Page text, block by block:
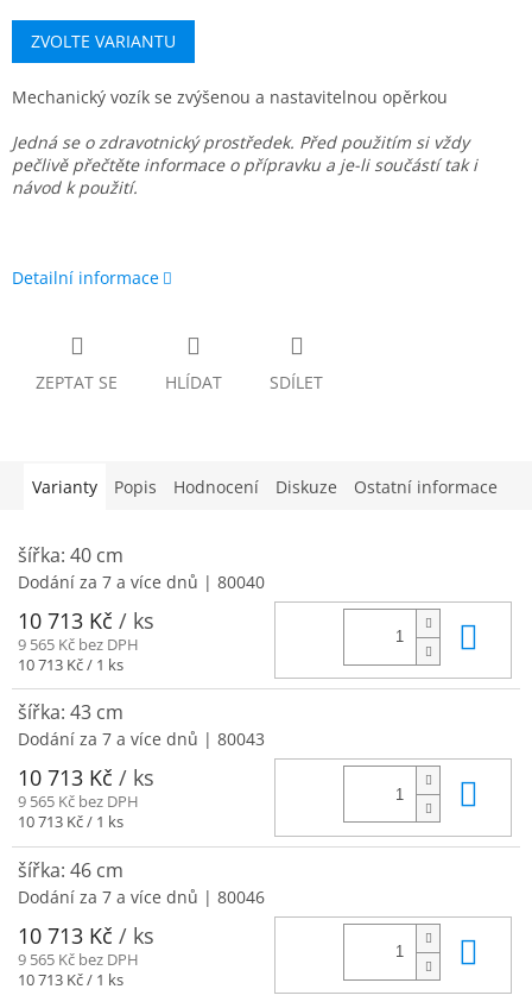
ZVOLTE VARIANTU
Mechanický vozík se zvýšenou a nastavitelnou opěrkou
Jedná se o zdravotnický prostředek. Před použitím si vždy
pečlivě přečtěte informace o přípravku a je-li součástí tak i
návod k použití.
Detailní informace
ZEPTAT SE HLÍDAT SDÍLET
Varianty Popis Hodnocení Diskuze Ostatní informace
šířka: 40 cm
Dodání za 7 a více dnů | 80040
10 713 Kč / ks
9 565 Kč bez DPH
Měrná
cena:
10 713 Kč / 1 ks
šířka: 43 cm
Dodání za 7 a více dnů | 80043
10 713 Kč / ks
9 565 Kč bez DPH
Měrná
10 713 Kč / 1 ks
šířka: 46 cm
Dodání za 7 a více dnů | 80046
10 713 Kč / ks
9 565 Kč bez DPH
Měrná
10 713 Kč / 1 ks